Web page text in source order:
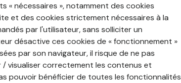
« nécessaires », notamment des cookies
et des cookies strictement nécessaires à la
par l'utilisateur, sans solliciter un
désactive ces cookies de « fonctionnement »
par son navigateur, il risque de ne pas
visualiser correctement les contenus et
pouvoir bénéficier de toutes les fonctionnalités